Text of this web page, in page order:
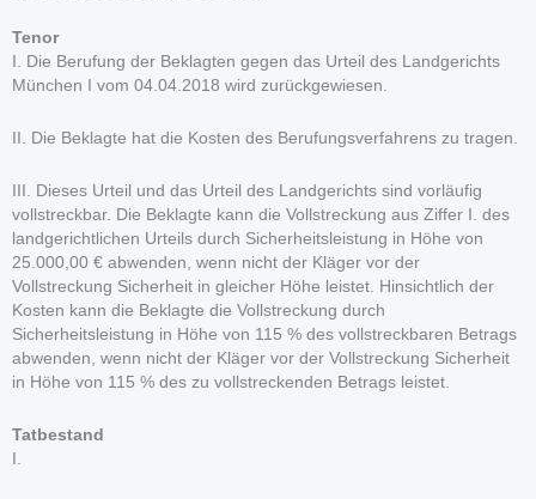
Tenor
I. Die Berufung der Beklagten gegen das Urteil des Landgerichts
München I vom 04.04.2018 wird zurückgewiesen.
II. Die Beklagte hat die Kosten des Berufungsverfahrens zu tragen.
III. Dieses Urteil und das Urteil des Landgerichts sind vorläufig
vollstreckbar. Die Beklagte kann die Vollstreckung aus Ziffer I. des
landgerichtlichen Urteils durch Sicherheitsleistung in Höhe von
25.000,00 € abwenden, wenn nicht der Kläger vor der
Vollstreckung Sicherheit in gleicher Höhe leistet. Hinsichtlich der
Kosten kann die Beklagte die Vollstreckung durch
Sicherheitsleistung in Höhe von 115 % des vollstreckbaren Betrags
abwenden, wenn nicht der Kläger vor der Vollstreckung Sicherheit
in Höhe von 115 % des zu vollstreckenden Betrags leistet.
Tatbestand